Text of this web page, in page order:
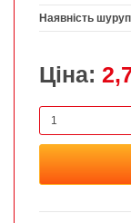
Наявність
Ціна: